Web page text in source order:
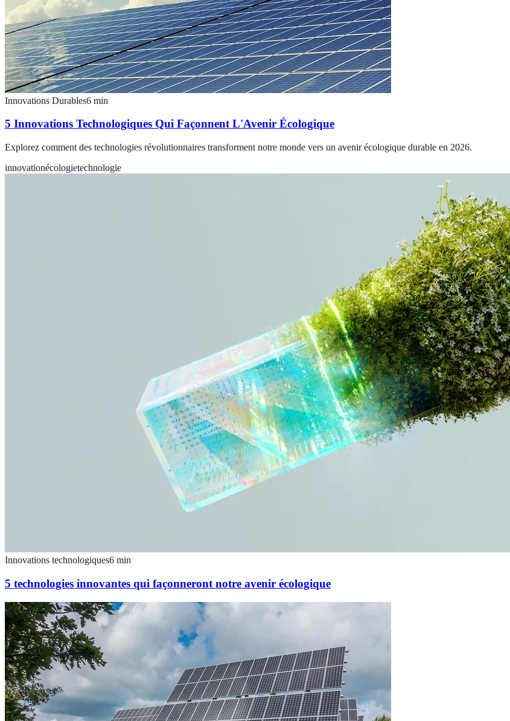
Innovations Durables6 min
5 Innovations Technologiques Qui Façonnent L'Avenir Écologique
Explorez comment des technologies révolutionnaires transforment notre monde vers un avenir écologique durable en 2026.
innovationécologietechnologie
Innovations technologiques6 min
5 technologies innovantes qui façonneront notre avenir écologique